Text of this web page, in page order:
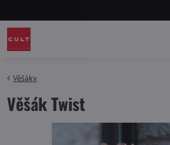
Věšáky
Věšák Twist